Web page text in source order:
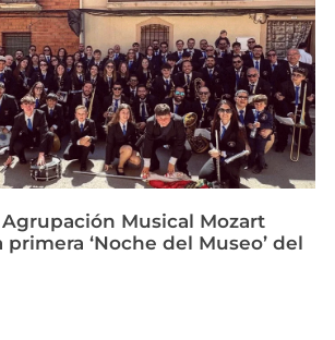
Musical Mozart
‘Noche del Museo’ del